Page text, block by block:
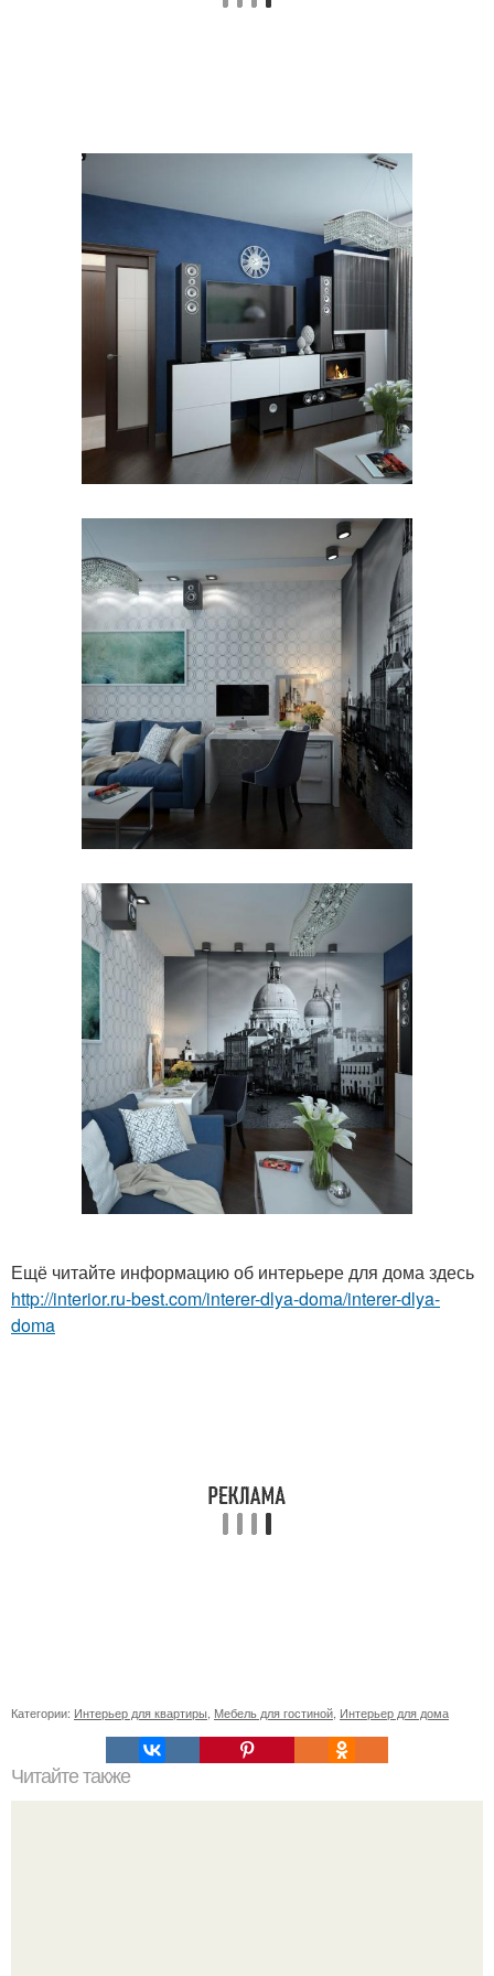
Ещё читайте информацию об интерьере для дома здесь
http://interior.ru-best.com/interer-dlya-doma/interer-dlya-
doma
Категории: Интерьер для квартиры Мебель для гостиной Интерьер для дома
Читайте также